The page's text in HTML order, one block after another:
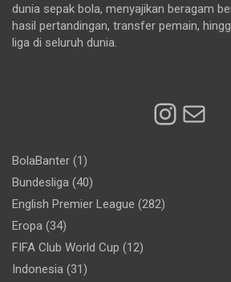
dunia sepak bola, menyajikan beragam
hasil pertandingan, transfer pemain,
liga di seluruh dunia.
Mail
BolaBanter (1)
Bundesliga (40)
English Premier League (282)
Eropa (34)
FIFA Club World Cup (12)
Indonesia (31)